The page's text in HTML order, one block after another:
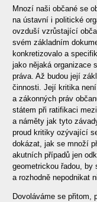
Mnozí naši občané se
na ústavní i politické
ovzduší vzrůstající
svém základním
konkretizovalo a
jako nějaká organizace
práva. Až budou její
činnosti. Její kritika
a zákonných práv
státem při ratifikaci
a náměty jak tyto
proud kritiky ozývající
dokázat, jak se množí
akutních případů jen
geometrickou řadou,
a rozhodně nepodnikat
Dovoláváme se přitom,